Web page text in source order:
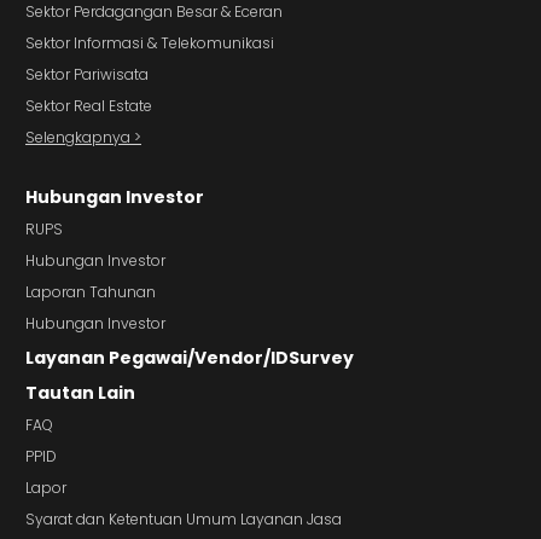
Sektor Perdagangan Besar & Eceran
Sektor Informasi & Telekomunikasi
Sektor Pariwisata
Sektor Real Estate
Selengkapnya >
Hubungan Investor
RUPS
Hubungan Investor
Laporan Tahunan
Hubungan Investor
Layanan Pegawai/Vendor/IDSurvey
Tautan Lain
FAQ
PPID
Lapor
Syarat dan Ketentuan Umum Layanan Jasa